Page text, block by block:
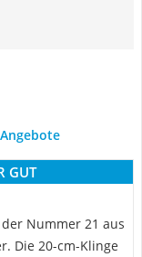
GUT
Nummer 21 aus
Die 20-cm-Klinge